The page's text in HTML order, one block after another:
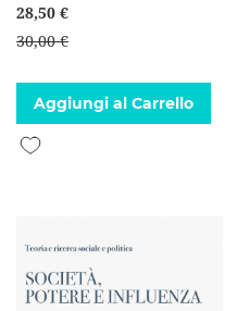
28,50 €
30,00 €
Aggiungi al Carrello
Aggiungi alla lista desideri